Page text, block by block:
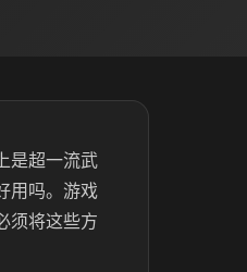
是超一流武
用吗。游戏
须将这些方